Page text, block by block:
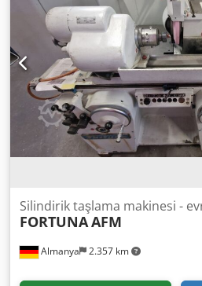
560, TUR 630, TPK 90, TRP 93,
Polonya menşeli freze makineleri
başlıca modeller: FND 25, FND
FF serisi, FR serisi.
Almanya 2.357 km
Silindirik taşlama makinesi -
FORTUNAAFM